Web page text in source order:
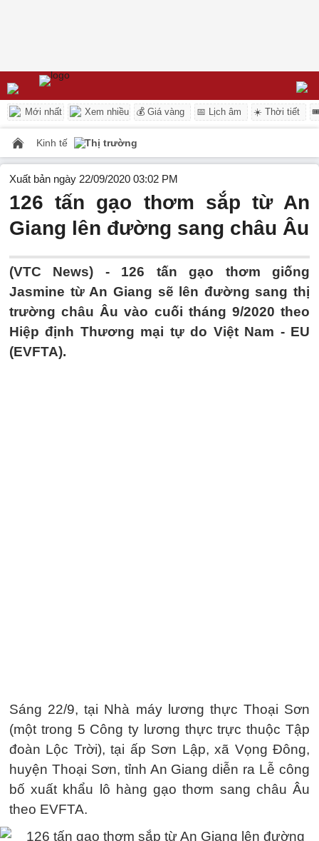
Mới nhất Xem nhiều 💰 Giá vàng 📅 Lịch âm ☀️ Thời tiết
Kinh tế Thị trường
Xuất bản ngày 22/09/2020 03:02 PM
126 tấn gạo thơm sắp từ An
Giang lên đường sang châu Âu
(VTC News) - 126 tấn gạo thơm giống
Jasmine từ An Giang sẽ lên đường sang thị
trường châu Âu vào cuối tháng 9/2020 theo
Hiệp định Thương mại tự do Việt Nam - EU
(EVFTA).
Sáng 22/9, tại Nhà máy lương thực Thoại Sơn
(một trong 5 Công ty lương thực trực thuộc Tập
đoàn Lộc Trời), tại ấp Sơn Lập, xã Vọng Đông,
huyện Thoại Sơn, tỉnh An Giang diễn ra Lễ công
bố xuất khẩu lô hàng gạo thơm sang châu Âu
theo EVFTA.